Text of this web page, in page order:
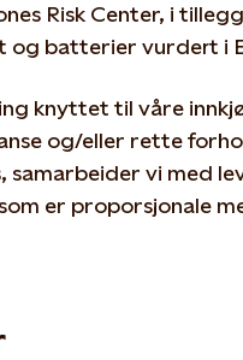
Risk Center, i
batterier vurdert i
knyttet til våre
og/eller rette
samarbeider vi med
er proporsjonale